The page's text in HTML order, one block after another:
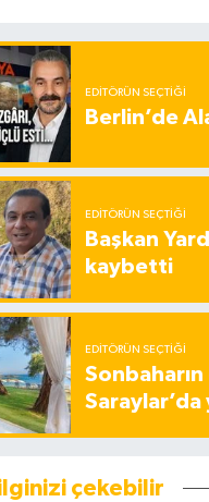
EDITÖRÜN SEÇTIĞI
Berlin’de
EDITÖRÜN SEÇTIĞI
Başkan
kaybetti
EDITÖRÜN SEÇTIĞI
Saraylar’da
çekebilir